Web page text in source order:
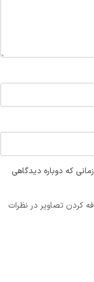
که دوباره دیدگاهی
کردن تصاویر در نظرات